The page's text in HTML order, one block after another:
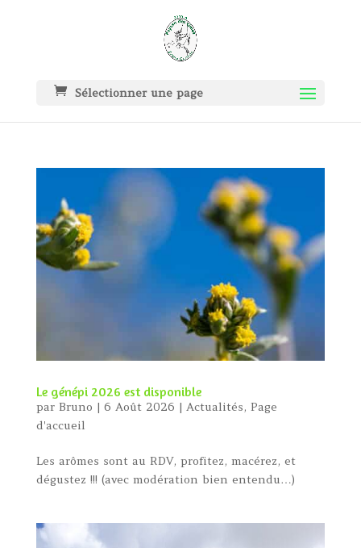
Sélectionner une page
Le génépi 2026 est disponible
par Bruno | 6 Août 2026 | Actualités, Page
d'accueil
Les arômes sont au RDV, profitez, macérez, et
dégustez !!! (avec modération bien entendu…)